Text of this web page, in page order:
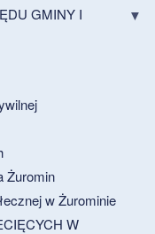
GMINY I
Żuromin
w Żurominie
W